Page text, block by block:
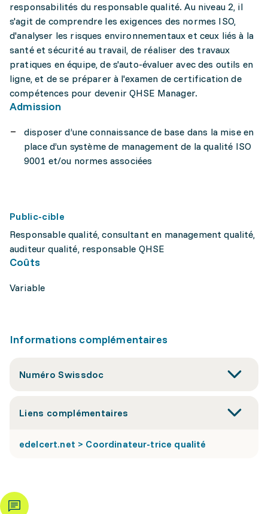
responsabilités du responsable qualité. Au niveau 2, il
s'agit de comprendre les exigences des normes ISO,
d'analyser les risques environnementaux et ceux liés à la
santé et sécurité au travail, de réaliser des travaux
pratiques en équipe, de s'auto-évaluer avec des outils en
ligne, et de se préparer à l'examen de certification de
compétences pour devenir QHSE Manager.
Admission
disposer d’une connaissance de base dans la mise en
place d’un système de management de la qualité ISO
9001 et/ou normes associées
Public-cible
Responsable qualité, consultant en management qualité,
auditeur qualité, responsable QHSE
Coûts
Variable
Informations complémentaires
Numéro Swissdoc
Liens complémentaires
edelcert.net > Coordinateur-trice qualité